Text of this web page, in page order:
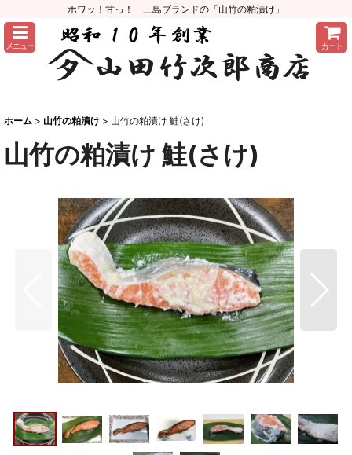
ホワッ！甘っ！ 三島ブランドの「山竹の粕漬け」
メニュー カート
ホーム > 山竹の粕漬け > 山竹の粕漬け 鮭(さけ)
山竹の粕漬け 鮭(さけ)